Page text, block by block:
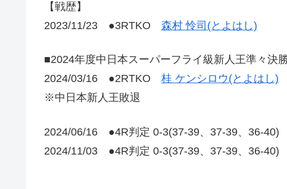
【戦歴】
2023/11/23 ●3RTKO 森村 怜司(とよはし)
■2024年度中日本スーパーフライ級新人王準々決
2024/03/16 ●2RTKO 桂 ケンシロウ(とよはし)
※中日本新人王敗退
2024/06/16 ●4R判定 0-3(37-39、37-39、36-40)
2024/11/03 ●4R判定 0-3(37-39、37-39、36-40)